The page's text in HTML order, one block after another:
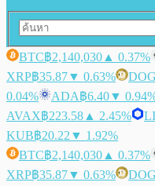
BTC฿2,140,030 ▲ 0.37%
XRP฿35.87▼ 0.63%
0.04%
ADA฿6.40▼
AVAX฿223.58 ▲ 2.45%
KUB฿20.22 ▼ 1.92%
BTC฿2,140,030 ▲ 0.37%
XRP฿35.87▼ 0.63%